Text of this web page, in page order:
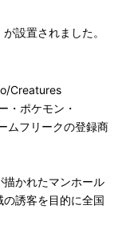
設置されました。
Creatures
・ポケモン・
ムフリークの登録商
描かれたマンホール
誘客を目的に全国